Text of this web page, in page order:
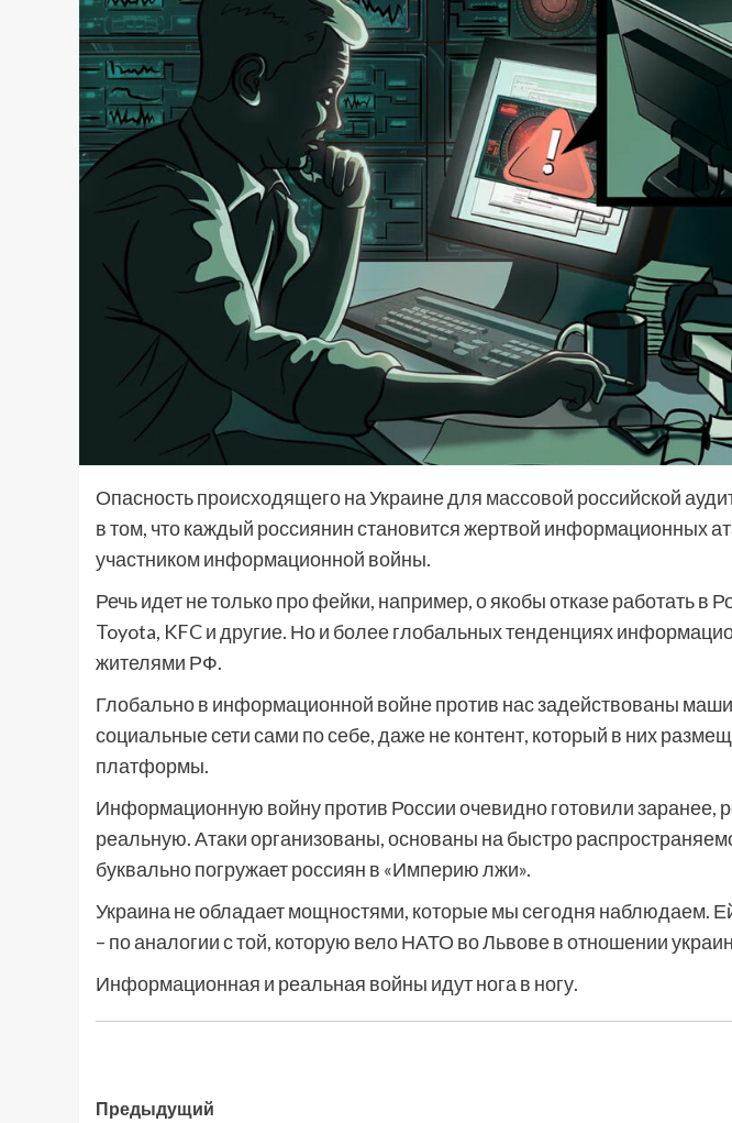
Опасность происходящего на Украине для массовой российской
в том, что каждый россиянин становится жертвой информационных
участником информационной войны.
Речь идет не только про фейки, например, о якобы отказе работать в
Toyota, KFC и другие. Но и более глобальных тенденциях
жителями РФ.
Глобально в информационной войне против нас задействованы
социальные сети сами по себе, даже не контент, который в них
платформы.
Информационную войну против России очевидно готовили заранее,
реальную. Атаки организованы, основаны на быстро
буквально погружает россиян в «Империю лжи».
Украина не обладает мощностями, которые мы сегодня наблюдаем.
– по аналогии с той, которую вело НАТО во Львове в отношении
Информационная и реальная войны идут нога в ногу.
Навигация
Предыдущий